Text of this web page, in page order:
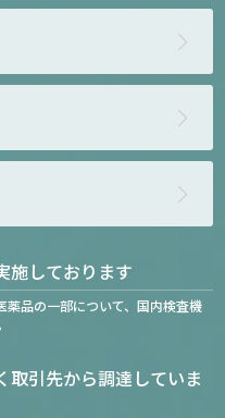
施しております
薬品の一部について、国内検査機
取引先から調達していま